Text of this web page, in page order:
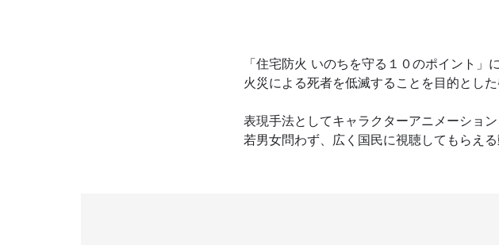
「住宅防火 いのちを守る１０のポイント
火災による死者を低滅することを目的とした
表現手法としてキャラクターアニメーショ
若男女問わず、広く国民に視聴してもらえる